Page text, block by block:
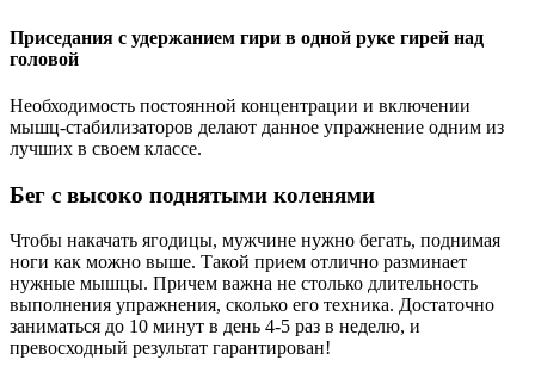
Приседания с удержанием гири в одной руке гирей над
головой
Необходимость постоянной концентрации и включении
мышц-стабилизаторов делают данное упражнение одним из
лучших в своем классе.
Бег с высоко поднятыми коленями
Чтобы накачать ягодицы, мужчине нужно бегать, поднимая
ноги как можно выше. Такой прием отлично разминает
нужные мышцы. Причем важна не столько длительность
выполнения упражнения, сколько его техника. Достаточно
заниматься до 10 минут в день 4-5 раз в неделю, и
превосходный результат гарантирован!